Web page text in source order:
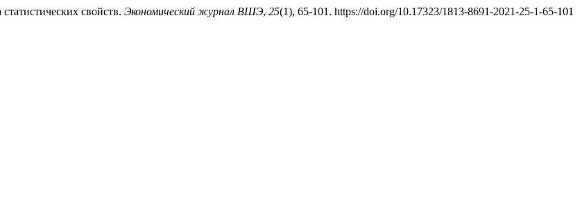
свойств. Экономический журнал ВШЭ, 25(1), 65-101. https://doi.org/10.17323/1813-8691-2021-25-1-65-101